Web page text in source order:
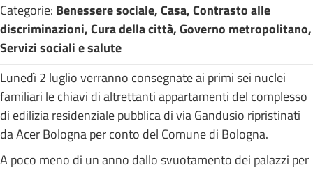
Categorie: Benessere sociale, Casa, Contrasto alle
discriminazioni, Cura della città, Governo metropolitano,
Servizi sociali e salute
Lunedì 2 luglio verranno consegnate ai primi sei nuclei
familiari le chiavi di altrettanti appartamenti del complesso
di edilizia residenziale pubblica di via Gandusio ripristinati
da Acer Bologna per conto del Comune di Bologna.
A poco meno di un anno dallo svuotamento dei palazzi per